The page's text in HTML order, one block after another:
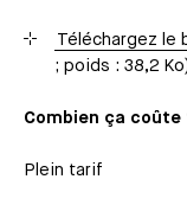
Téléchargez le
; poids : 38,2
Combien ça coûte
Plein tarif